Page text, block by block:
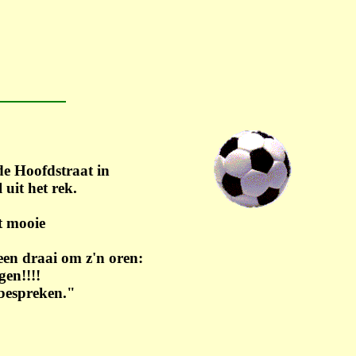
Hoofdstraat in
uit het rek.
mooie
draai om z'n oren: